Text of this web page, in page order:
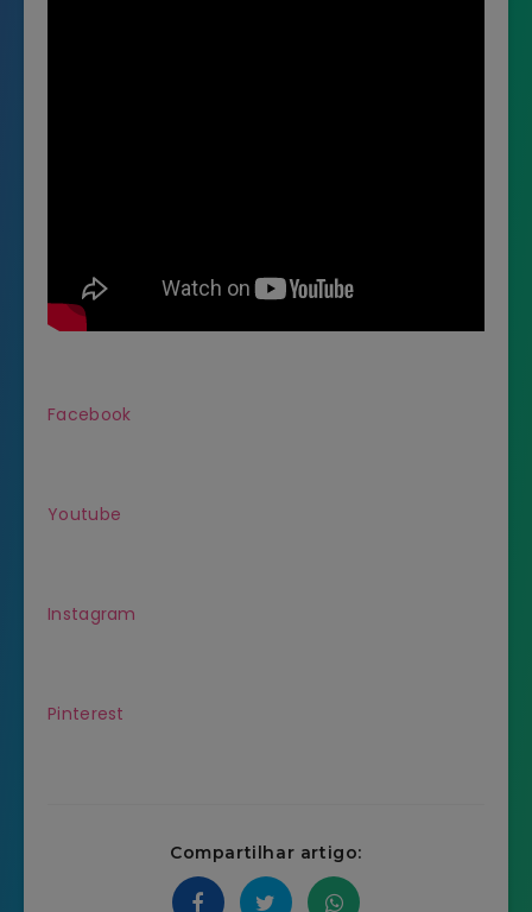
Facebook
Youtube
Instagram
Pinterest
Compartilhar artigo: